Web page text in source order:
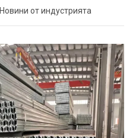
Новини от индустрията